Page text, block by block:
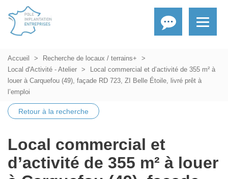
Accueil
Recherche de locaux / terrains+
Local d'Activité - Atelier
Local commercial et d’activité de 355 m² à
louer à Carquefou (49), façade RD 723, ZI Belle Étoile, livré prêt à
l’emploi
Retour à la recherche
Local commercial et
d’activité de 355 m² à louer